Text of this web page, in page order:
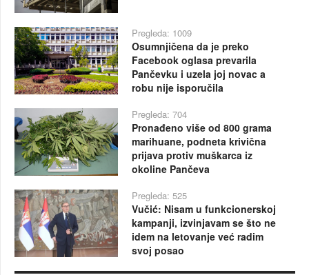
Pregleda: 1009
Osumnjičena da je preko
Facebook oglasa prevarila
Pančevku i uzela joj novac a
robu nije isporučila
Pregleda: 704
Pronađeno više od 800 grama
marihuane, podneta krivična
prijava protiv muškarca iz
okoline Pančeva
Pregleda: 525
Vučić: Nisam u funkcionerskoj
kampanji, izvinjavam se što ne
idem na letovanje već radim
svoj posao